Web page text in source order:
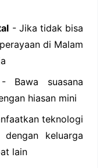
- Jika tidak bisa
di Malam
Bawa suasana
hiasan mini
teknologi
keluarga
lain